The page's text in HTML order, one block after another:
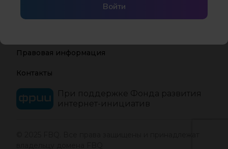
При поддержке Фонда развития
интернет-инициатив
Правовая информация
Контакты
Войти